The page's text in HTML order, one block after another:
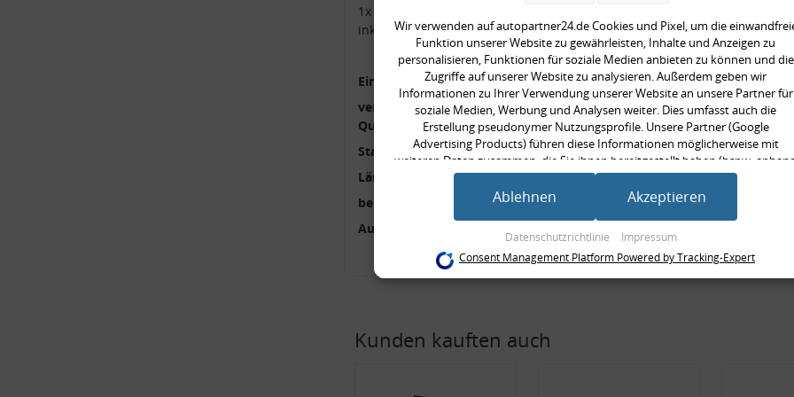
1x Koppelstange
inkl. Montagezubehör
Einbauseite:
Vorderachse links,
verstärkte Ausführung:
Qualität:
HPS standard
Stange/Strebe:
Koppelstange
Länge [mm]:
245,0 mm
benötigte Stückzahl:
Außengewinde [mm]:
Kunden kauften auch
Wir verwenden auf autopartner24.de Cookies und Pixel, um die
Funktion unserer Website zu gewährleisten, Inhalte und Anzeigen zu
personalisieren, Funktionen für soziale Medien anbieten zu können und die
Zugriffe auf unserer Website zu analysieren. Außerdem geben wir
Informationen zu Ihrer Verwendung unserer Website an unsere Partner für
soziale Medien, Werbung und Analysen weiter. Dies umfasst auch die
Erstellung pseudonymer Nutzungsprofile. Unsere Partner (Google
Advertising Products) führen diese Informationen möglicherweise mit
weiteren Daten zusammen, die Sie ihnen bereitgestellt haben (bspw.
eines persönlichen Accounts) oder welche sie im Rahmen Ihrer Nutzung der
Dienste gesammelt haben (bspw. Nutzungsdaten anderer Geräte). Ihre
Einwilligung zur Nutzung von Cookies und Pixeln können Sie jederzeit
dort die entsprechenden Anpassungen vornehmen.
Zwecke der Datenverarbeitung durch unsere Partner:
Erstellung von Profilen für personalisierte Werbung
Verwendung von Profilen zur Auswahl personalisierter Werbung
Datenschutzrichtlinie Impressum
Ablehnen Akzeptieren
Consent Management Platform Powered by Tracking-Expert